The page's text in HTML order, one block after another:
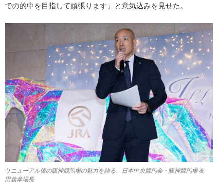
での的中を目指して頑張ります」と意気込みを見せた。
リニューアル後の阪神競馬場の魅力を語る、日本中央競馬会・阪神競馬場 友
田義孝場長